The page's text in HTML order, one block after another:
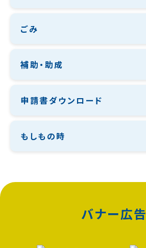
ごみ
補助・助成
申請書ダウンロード
もしもの時
バナー広告